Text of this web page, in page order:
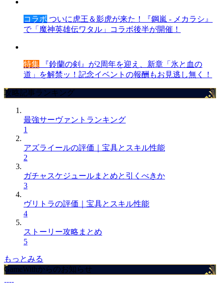
コラボ ついに虎王＆影虎が来た！『鋼嵐 - メカラシ』
で「魔神英雄伝ワタル」コラボ後半が開催！
特集 『鈴蘭の剣』が2周年を迎え、新章「氷と血の
道」を解禁ッ！記念イベントの報酬もお見逃し無く！
攻略記事ランキング
最強サーヴァントランキング
1
アズライールの評価｜宝具とスキル性能
2
ガチャスケジュールまとめと引くべきか
3
ヴリトラの評価｜宝具とスキル性能
4
ストーリー攻略まとめ
5
もっとみる
GameWithからのお知らせ